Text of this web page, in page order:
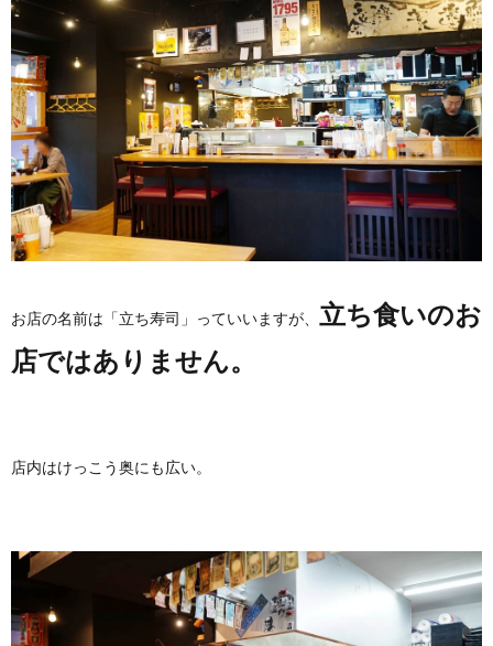
お店の名前は「立ち寿司」っていいますが、 立ち食いのお
店ではありません。
店内はけっこう奥にも広い。